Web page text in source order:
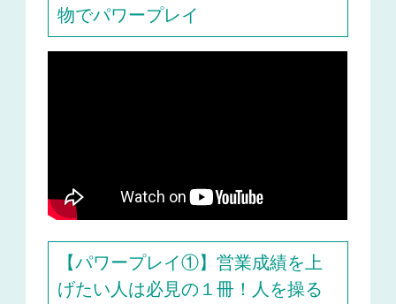
物でパワープレイ
【パワープレイ①】営業成績を上
げたい人は必見の１冊！人を操る